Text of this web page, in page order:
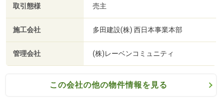
取引態様 売主
施工会社 多田建設(株) 西日本事業本部
管理会社 (株)レーベンコミュニティ
この会社の他の物件情報を見る